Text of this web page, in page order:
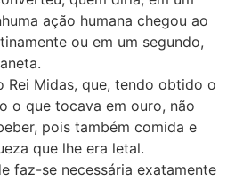
ação humana chegou ao
ou em um segundo,
Rei Midas, que, tendo obtido o
o que tocava em ouro, não
pois também comida e
que lhe era letal.
faz-se necessária exatamente